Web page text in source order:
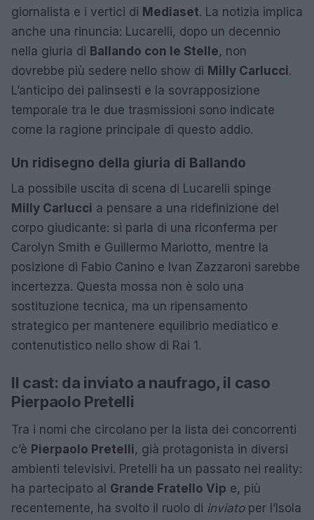
giornalista e i vertici di Mediaset. La notizia implica
anche una rinuncia: Lucarelli, dopo un decennio
nella giuria di Ballando con le Stelle, non
dovrebbe più sedere nello show di Milly Carlucci.
L’anticipo dei palinsesti e la sovrapposizione
temporale tra le due trasmissioni sono indicate
come la ragione principale di questo addio.
Un ridisegno della giuria di Ballando
La possibile uscita di scena di Lucarelli spinge
Milly Carlucci a pensare a una ridefinizione del
corpo giudicante: si parla di una riconferma per
Carolyn Smith e Guillermo Mariotto, mentre la
posizione di Fabio Canino e Ivan Zazzaroni sarebbe
incertezza. Questa mossa non è solo una
sostituzione tecnica, ma un ripensamento
strategico per mantenere equilibrio mediatico e
contenutistico nello show di Rai 1.
Il cast: da inviato a naufrago, il caso
Pierpaolo Pretelli
Tra i nomi che circolano per la lista dei concorrenti
c’è Pierpaolo Pretelli, già protagonista in diversi
ambienti televisivi. Pretelli ha un passato nei reality:
ha partecipato al Grande Fratello Vip e, più
recentemente, ha svolto il ruolo di inviatoper l’Isola